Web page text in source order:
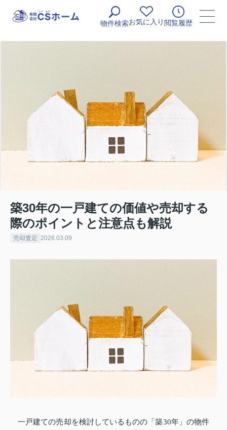
物件検索お気に入り 閲覧履歴
築30年の一戸建ての価値や売却する
際のポイントと注意点も解説
売却査定 2026.03.09
一戸建ての売却を検討しているものの「築30年」の物件